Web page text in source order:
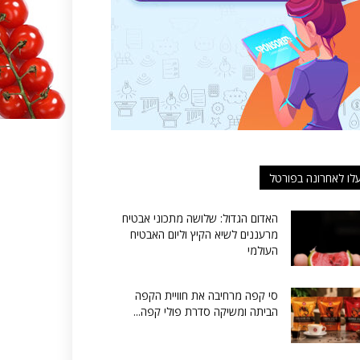
לאחרונה בפורטל
האדום הגדול: שלושה מתכוני אבטיח
מרעננים לשיא הקיץ וליום האבטיח
העולמי
סי קפה מרחיבה את חוויית הקפה
הביתה ומשיקה סדרת פולי קפה...